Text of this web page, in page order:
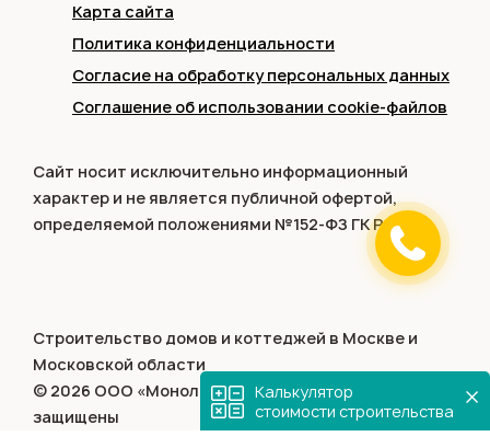
Калькулятор
стоимости строительства
Карта сайта
Политика конфиденциальности
Согласие на обработку персональных данных
Соглашение об использовании cookie-файлов
Сайт носит исключительно информационный
характер и не является публичной офертой,
определяемой положениями №152-ФЗ ГК РФ.
Строительство домов и коттеджей в Москве и
Московской области
© 2026 ООО «Монолит-домстрой». Все права
защищены